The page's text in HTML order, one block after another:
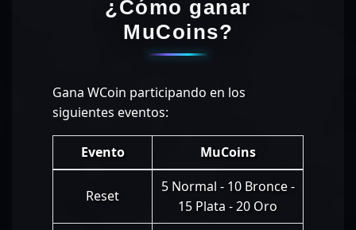
¿Cómo ganar
MuCoins?
Gana WCoin participando en los
siguientes eventos:
Evento MuCoins
Reset
5 Normal - 10 Bronce -
15 Plata - 20 Oro